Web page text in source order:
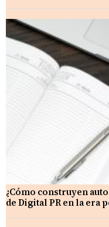
¿Cómo construyen
de Digital PR en la era